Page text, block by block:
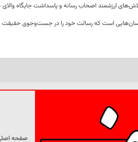
ارزشمند اصحاب رسانه و پاسداشت جایگاه
است که رسالت خود را در جست‌وجوی حقیقت
صفحه